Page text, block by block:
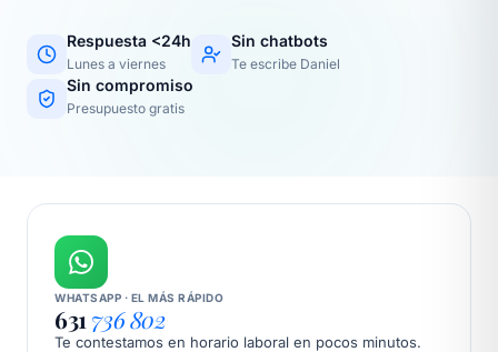
Respuesta <24h
Lunes a viernes
Sin chatbots
Te escribe Daniel
Sin compromiso
Presupuesto gratis
WHATSAPP · EL MÁS RÁPIDO
631 736 802
Te contestamos en horario laboral en pocos minutos.